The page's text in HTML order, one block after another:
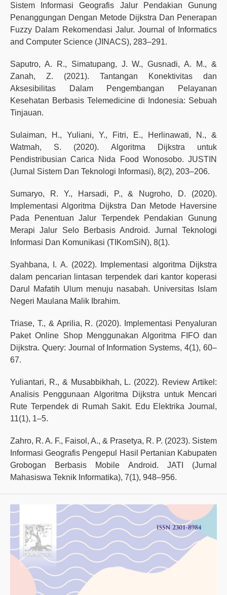
Sistem Informasi Geografis Jalur Pendakian Gunung
Penanggungan Dengan Metode Dijkstra Dan Penerapan
Fuzzy Dalam Rekomendasi Jalur. Journal of Informatics
and Computer Science (JINACS), 283–291.
Saputro, A. R., Simatupang, J. W., Gusnadi, A. M., &
Zanah, Z. (2021). Tantangan Konektivitas dan
Aksesibilitas Dalam Pengembangan Pelayanan
Kesehatan Berbasis Telemedicine di Indonesia: Sebuah
Tinjauan.
Sulaiman, H., Yuliani, Y., Fitri, E., Herlinawati, N., &
Watmah, S. (2020). Algoritma Dijkstra untuk
Pendistribusian Carica Nida Food Wonosobo. JUSTIN
(Jurnal Sistem Dan Teknologi Informasi), 8(2), 203–206.
Sumaryo, R. Y., Harsadi, P., & Nugroho, D. (2020).
Implementasi Algoritma Dijkstra Dan Metode Haversine
Pada Penentuan Jalur Terpendek Pendakian Gunung
Merapi Jalur Selo Berbasis Android. Jurnal Teknologi
Informasi Dan Komunikasi (TIKomSiN), 8(1).
Syahbana, I. A. (2022). Implementasi algoritma Dijkstra
dalam pencarian lintasan terpendek dari kantor koperasi
Darul Mafatih Ulum menuju nasabah. Universitas Islam
Negeri Maulana Malik Ibrahim.
Triase, T., & Aprilia, R. (2020). Implementasi Penyaluran
Paket Online Shop Menggunakan Algoritma FIFO dan
Dijkstra. Query: Journal of Information Systems, 4(1), 60–
67.
Yuliantari, R., & Musabbikhah, L. (2022). Review Artikel:
Analisis Penggunaan Algoritma Dijkstra untuk Mencari
Rute Terpendek di Rumah Sakit. Edu Elektrika Journal,
11(1), 1–5.
Zahro, R. A. F., Faisol, A., & Prasetya, R. P. (2023). Sistem
Informasi Geografis Pengepul Hasil Pertanian Kabupaten
Grobogan Berbasis Mobile Android. JATI (Jurnal
Mahasiswa Teknik Informatika), 7(1), 948–956.